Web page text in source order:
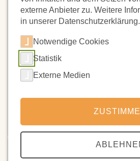
externe Anbieter zu. Weitere
in unserer Datenschutzerklärung.
Notwendige Cookies
Statistik
Externe Medien